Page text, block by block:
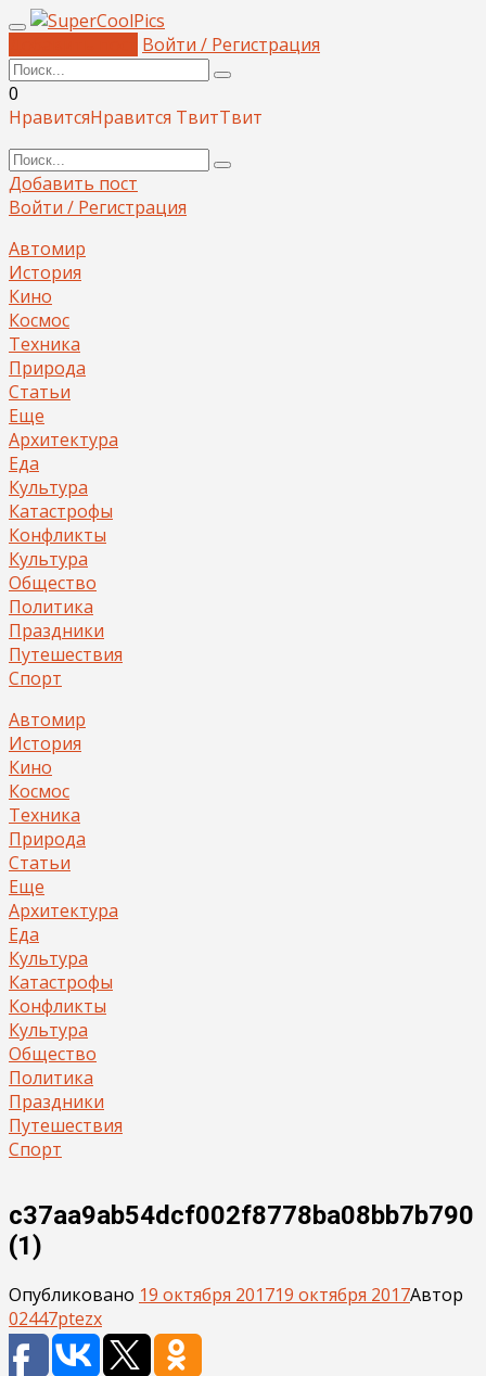
Войти / Регистрация
0
НравитсяНравится ТвитТвит
Добавить пост
Войти / Регистрация
Автомир
История
Кино
Космос
Техника
Природа
Статьи
Еще
Архитектура
Еда
Культура
Катастрофы
Конфликты
Культура
Общество
Политика
Праздники
Путешествия
Спорт
Автомир
История
Кино
Космос
Техника
Природа
Статьи
Еще
Архитектура
Еда
Культура
Катастрофы
Конфликты
Культура
Общество
Политика
Праздники
Путешествия
Спорт
c37aa9ab54dcf002f8778ba08bb7b790
(1)
Опубликовано 19 октября 201719 октября 2017Автор
02447ptezx